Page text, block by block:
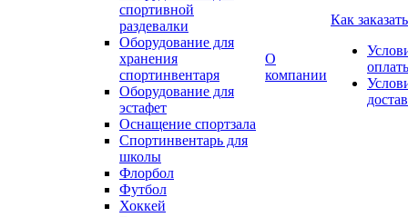
спортивной
раздевалки
Оборудование для
хранения
спортинвентаря
Оборудование для
эстафет
Оснащение спортзала
Спортинвентарь для
школы
Флорбол
Футбол
Хоккей
О
компании
Как